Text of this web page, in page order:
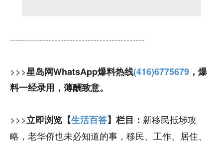
---------------------------------------------
>>>星岛网WhatsApp爆料热线(416)6775679 ，爆
料一经录用，薄酬致意。
>>>立即浏览【生活百答】栏目： 新移民抵埗攻
略，老华侨也未必知道的事，移民、工作、居住、